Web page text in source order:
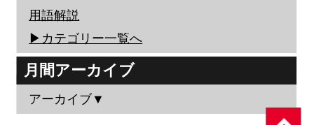
用語解説
▶︎カテゴリー一覧へ
月間アーカイブ
アーカイブ▼